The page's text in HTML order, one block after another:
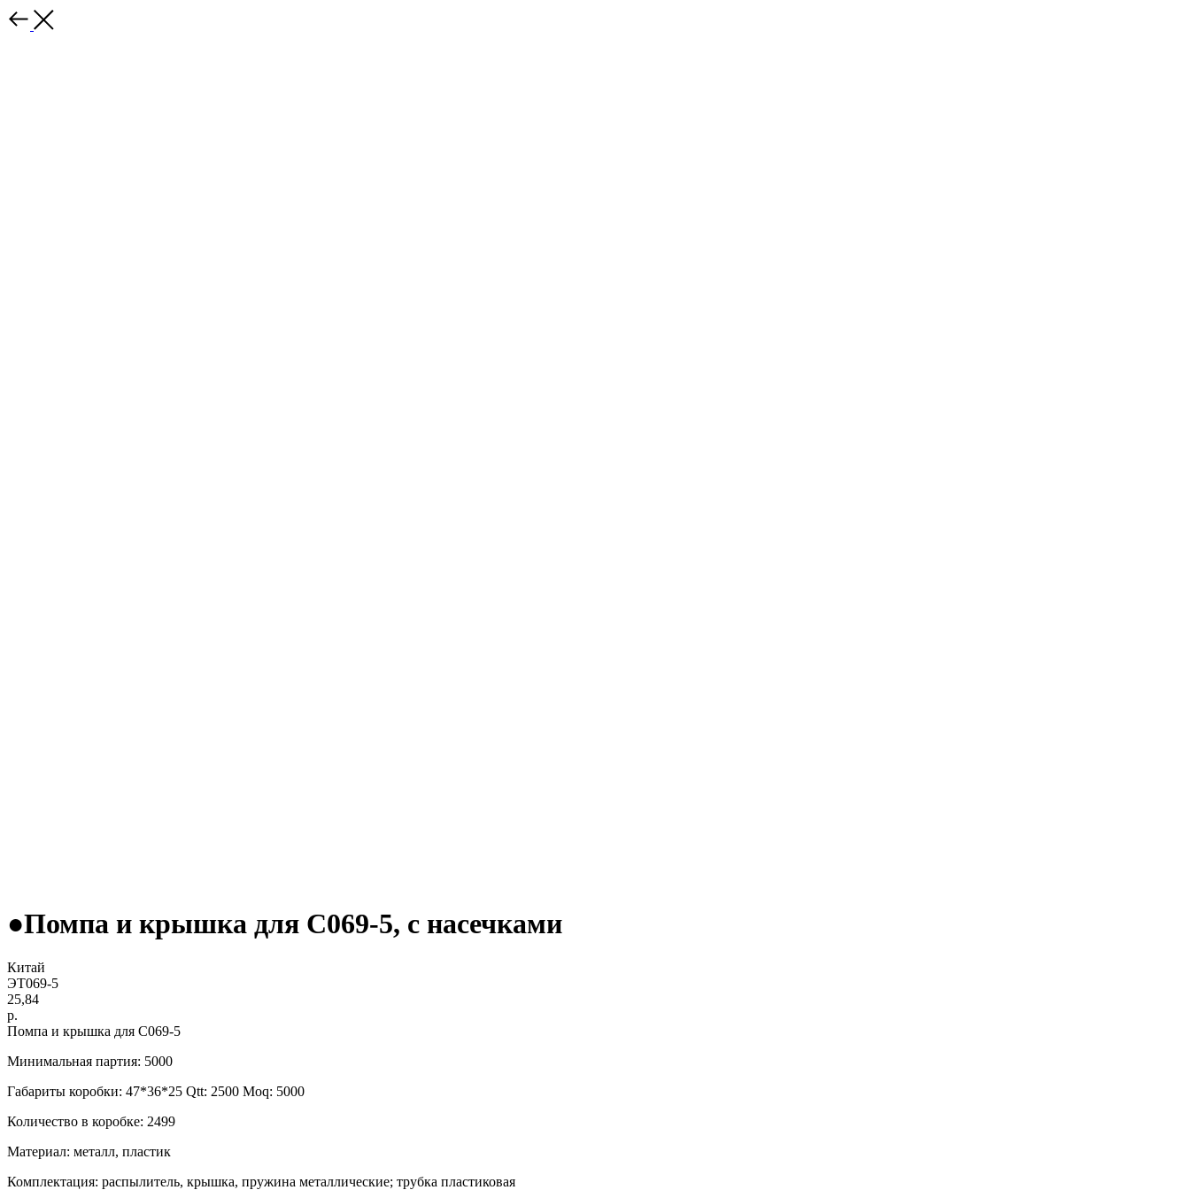
●Помпа и крышка для С069-5, с насечками
Китай
ЭТ069-5
25,84
р.
Помпа и крышка для С069-5
Минимальная партия: 5000
Габариты коробки: 47*36*25 Qtt: 2500 Moq: 5000
Количество в коробке: 2499
Материал: металл, пластик
Комплектация: распылитель, крышка, пружина металлические; трубка пластиковая